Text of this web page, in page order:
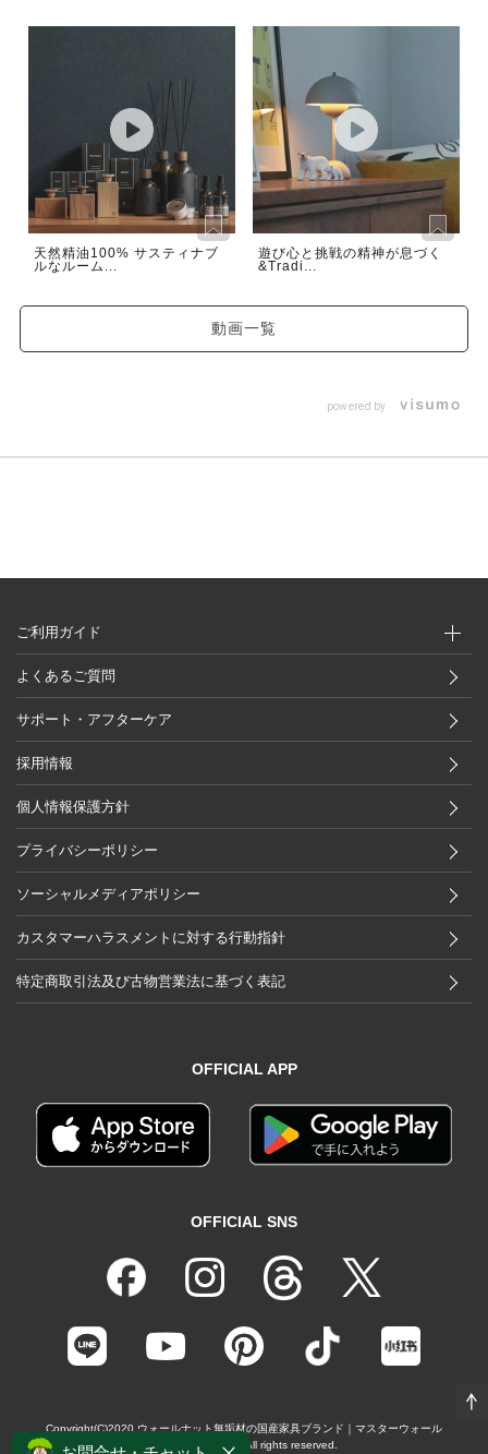
天然精油100% サスティナブ
ルなルーム...
遊び心と挑戦の精神が息づく
&Tradi...
動画一覧
powered by
ご利用ガイド
よくあるご質問
サポート・アフターケア
採用情報
個人情報保護方針
プライバシーポリシー
ソーシャルメディアポリシー
カスタマーハラスメントに対する行動指針
特定商取引法及び古物営業法に基づく表記
OFFICIAL APP
OFFICIAL SNS
Copyright(C)2020 ウォールナット無垢材の国産家具ブランド｜マスターウォール
（MASTERWAL）
All rights reserved.